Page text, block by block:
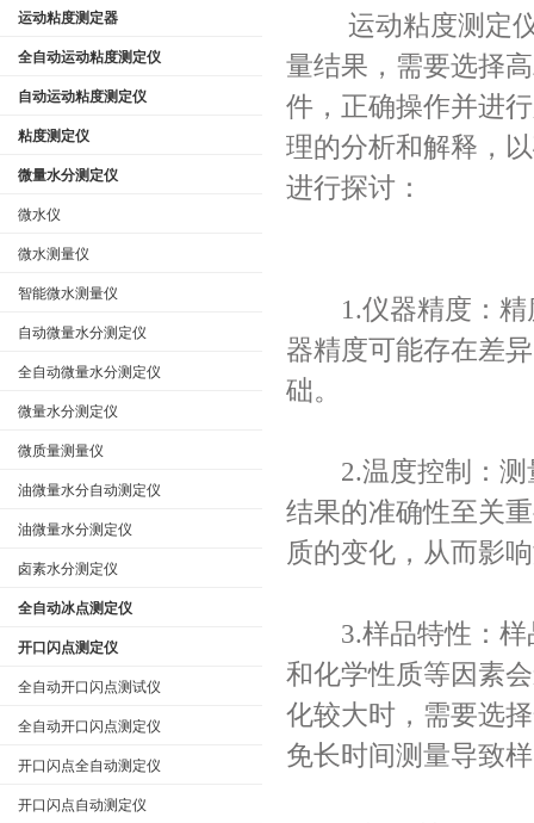
运动粘度测定器
全自动运动粘度测定仪
自动运动粘度测定仪
粘度测定仪
微量水分测定仪
微水仪
微水测量仪
智能微水测量仪
自动微量水分测定仪
全自动微量水分测定仪
微量水分测定仪
微质量测量仪
油微量水分自动测定仪
油微量水分测定仪
卤素水分测定仪
全自动冰点测定仪
开口闪点测定仪
全自动开口闪点测试仪
全自动开口闪点测定仪
开口闪点全自动测定仪
开口闪点自动测定仪
运动粘度测定仪
量结果，需要选择
件，正确操作并进
理的分析和解释，
进行探讨：
1.仪器精度：精
器精度可能存在差
础。
2.温度控制：测
结果的准确性至关
质的变化，从而影
3.样品特性：样
和化学性质等因素
化较大时，需要选
免长时间测量导致